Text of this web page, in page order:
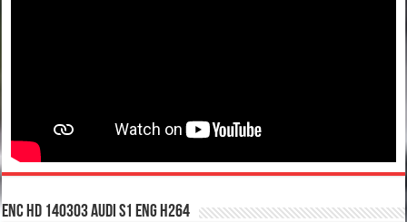
enc hd 140303 Audi S1 ENG H264